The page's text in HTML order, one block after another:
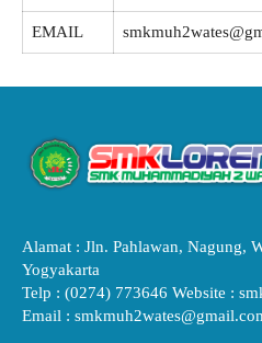
EMAIL
Alamat : Jln. Pahlawan, Nagung,
Yogyakarta
Telp : (0274) 773646 Website :
Email :